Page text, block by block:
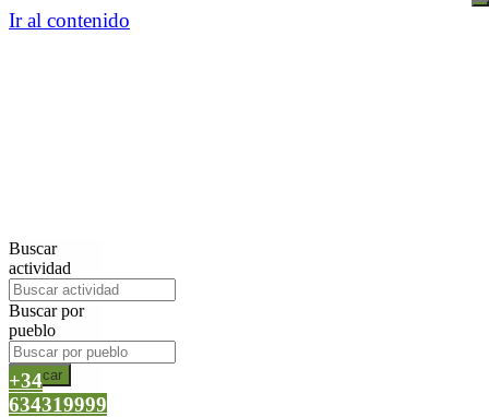
Ir al contenido
Buscar
actividad
Buscar por
pueblo
Buscar
+34
634319999